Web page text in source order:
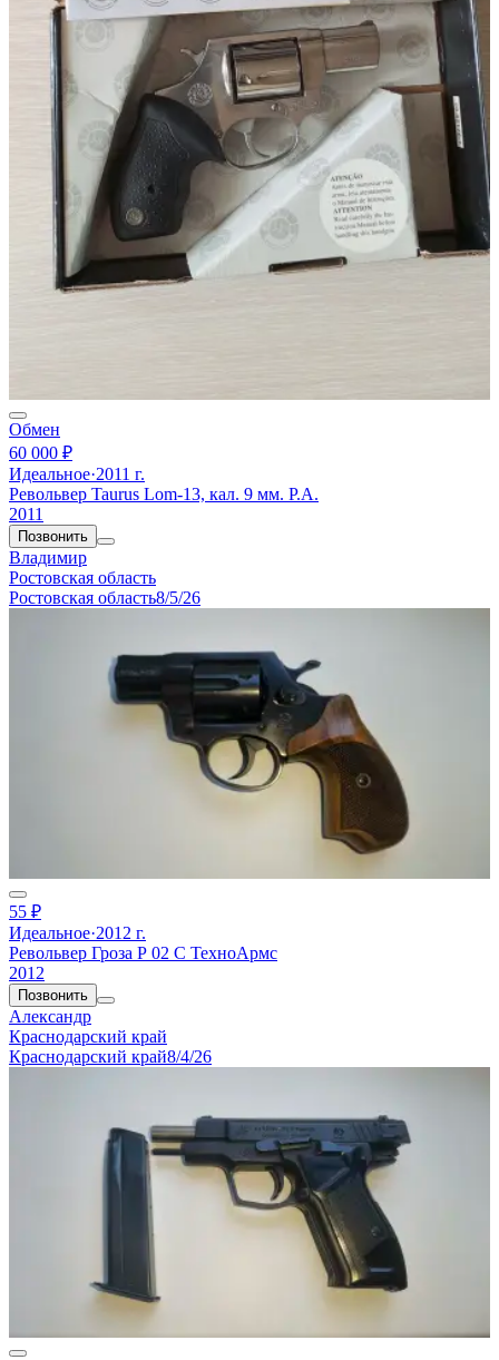
Обмен
60 000 ₽
Идеальное·2011 г.
Револьвер Taurus Lom-13, кал. 9 мм. Р.А.
2011
Позвонить
Владимир
Ростовская область
Ростовская область8/5/26
55 ₽
Идеальное·2012 г.
Револьвер Гроза Р 02 С ТехноАрмс
2012
Позвонить
Александр
Краснодарский край
Краснодарский край8/4/26